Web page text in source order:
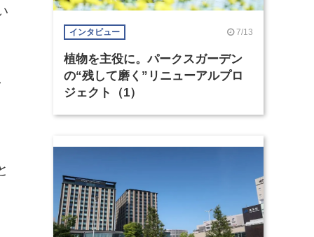
インタビュー 7/13
植物を主役に。パークスガーデン
の“残して磨く”リニューアルプロ
ジェクト（1）